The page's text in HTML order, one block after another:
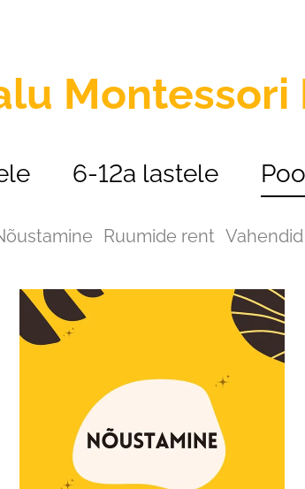
Montessori
6-12a lastele
Ruumide rent Vahendid